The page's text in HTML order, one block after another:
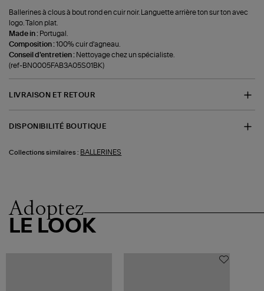
Ballerines à clous à bout rond en cuir noir. Languette arrière ton sur ton avec
logo. Talon plat.
Made in : Portugal.
Composition :100% cuir d'agneau.
Conseil d'entretien : Nettoyage chez un spécialiste.
(ref-BN0005FAB3A05S01BK)
LIVRAISON ET RETOUR
DISPONIBILITÉ BOUTIQUE
Collections similaires : BALLERINES
Adoptez
LE LOOK